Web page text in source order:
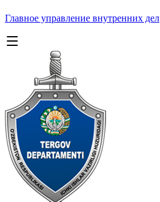
Главное управление внутренних дел